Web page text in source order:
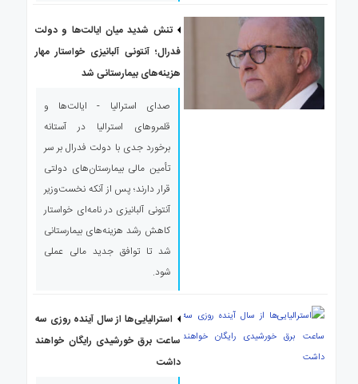
تنش شدید میان ایالت‌ها و دولت
فدرال؛ آنتونی آلبانیزی خواستار مهار
هزینه‌های بیمارستانی شد
صدای استرالیا - ایالت‌ها و
قلمروهای استرالیا در آستانه
برخورد جدی با دولت فدرال بر سر
تأمین مالی بیمارستان‌های دولتی
قرار دارند؛ پس از آنکه نخست‌وزیر
آنتونی آلبانیزی در نامه‌ای خواستار
کاهش رشد هزینه‌های بیمارستانی
شد تا توافق جدید مالی عملی
شود.
استرالیایی‌ها از سال آینده روزی سه
ساعت برق خورشیدی رایگان خواهند
داشت